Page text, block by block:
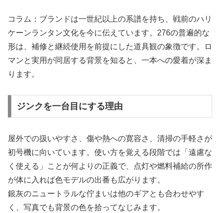
コラム：ブランドは一世紀以上の系譜を持ち、戦前のハリ
ケーンランタン文化を今に伝えています。276の普遍的な
形は、補修と継続使用を前提にした道具観の象徴です。ロ
マンと実用が同居する背景を知ると、一本への愛着が深ま
ります。
ジンクを一台目にする理由
屋外での扱いやすさ、傷や熱への寛容さ、清掃の手軽さが
初号機に向いています。使い方を覚える段階では「遠慮な
く使える」ことが何よりの正義で、点灯や燃料補給の所作
が体に入れば色モデルの出番も広がります。
銀灰のニュートラルな佇まいは他のギアとも合わせやす
く、写真でも背景の色を拾ってなじみます。